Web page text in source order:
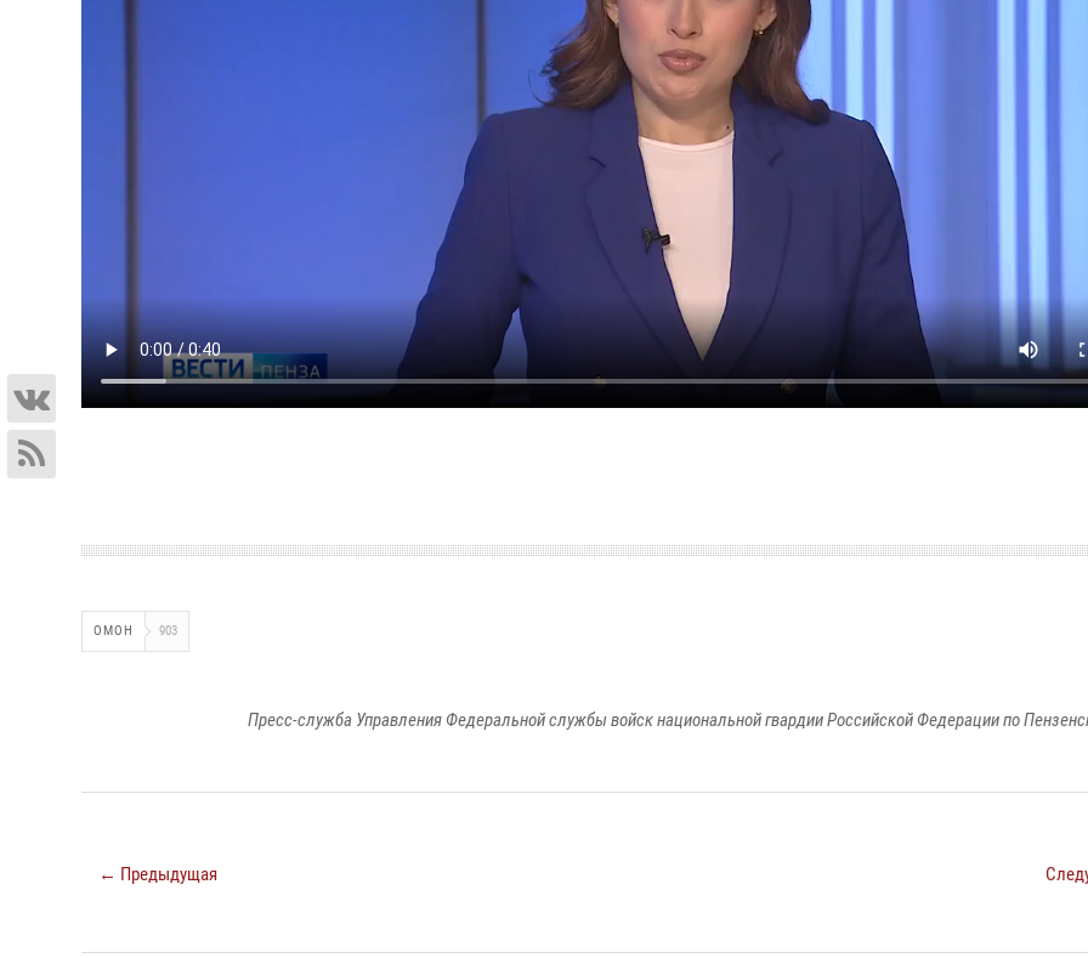
ОМОН 903
Пресс-служба Управления Федеральной службы войск национальной гвардии Российской Федерации по
← Предыдущая